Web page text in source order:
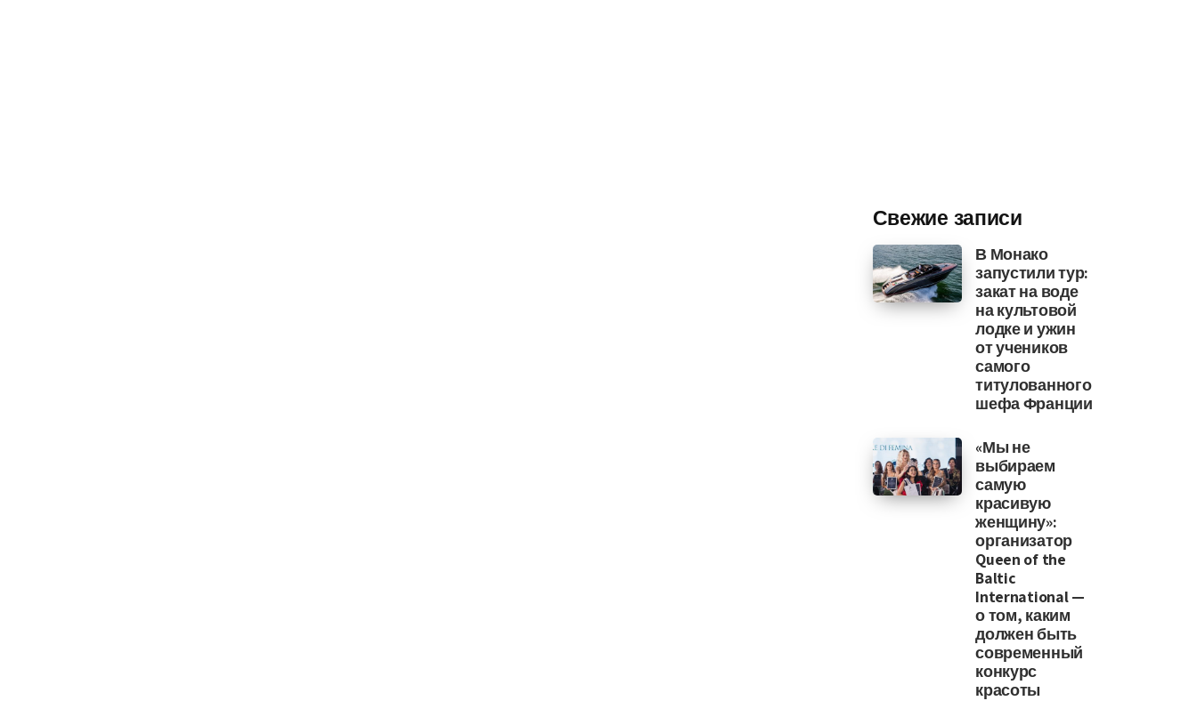
Свежие записи
В Монако
запустили тур:
закат на воде
на культовой
лодке и ужин
от учеников
самого
титулованного
шефа Франции
«Мы не
выбираем
самую
красивую
женщину»:
организатор
Queen of the
Baltic
International —
о том, каким
должен быть
современный
конкурс
красоты